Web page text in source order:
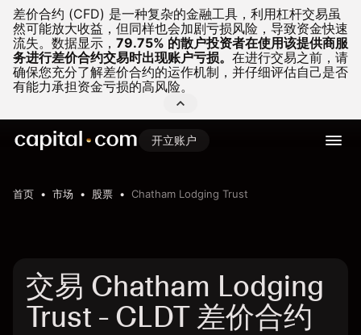
差价合约 (CFD) 是一种复杂的金融工具，利用杠杆交易虽
然可能放大收益，但同样也会加剧亏损风险，导致资金快速
流失。 数据显示， 79.75% 的散户投资者在使用该提供商服
务进行差价合约交易时出现账户亏损。 在进行交易之前，请
确保您充分了解差价合约的运作机制，并仔细评估自己是否
有能力承担资金亏损的高风险。
开立账户
首页 市场 股票 Chatham Lodging Trust
交易 Chatham Lodging
Trust - CLDT 差价合约